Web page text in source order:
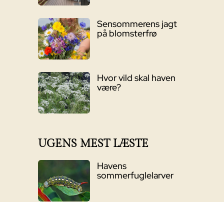
Sensommerens jagt
på blomsterfrø
Hvor vild skal haven
være?
UGENS MEST LÆSTE
Havens
sommerfuglelarver